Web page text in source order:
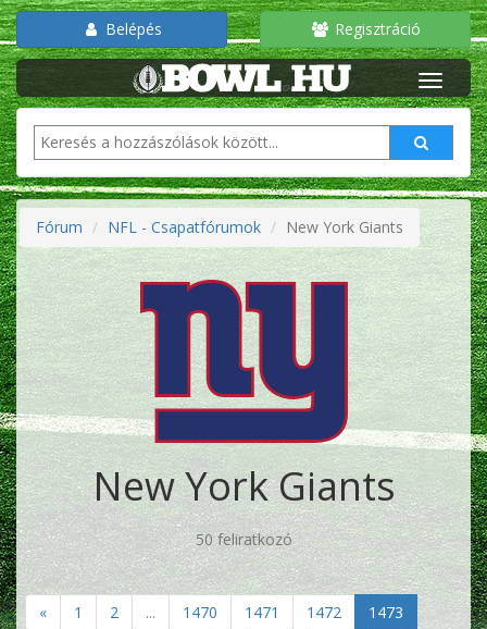
Belépés Regisztráció
Fórum NFL - Csapatfórumok New York Giants
New York Giants
50 feliratkozó
« 1 2 ... 1470 1471 1472
1473